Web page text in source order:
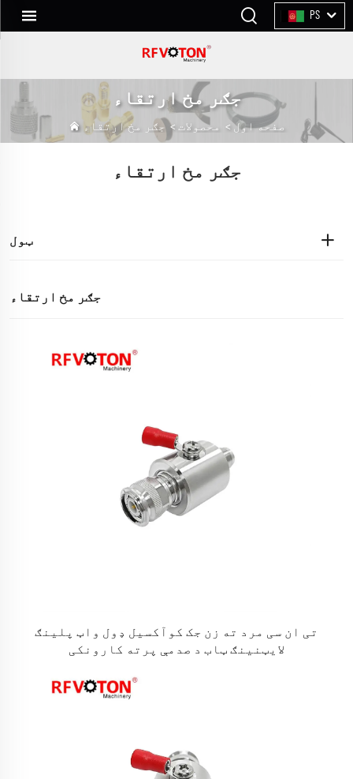
PS
جګر مخ ارتقاء
صفحه اول > محصولات >جګر مخ ارتقاء
جګر مخ ارتقاء
ټول
جګر مخ ارتقاء
تی ان سی مرد ته زن جک کوآکسیل ډول واټ پلینګ
لایټنینګ ټاب د صدمې پرته کارونکی